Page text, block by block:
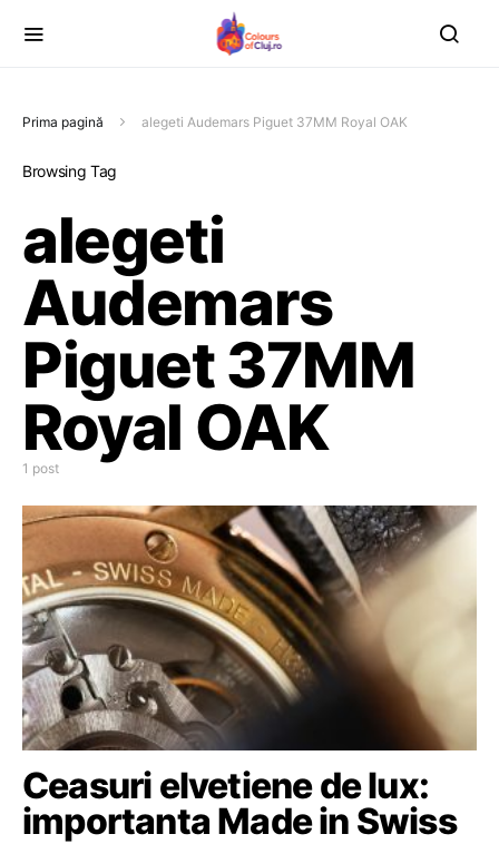
Prima pagină alegeti Audemars Piguet 37MM Royal OAK
Browsing Tag
alegeti
Audemars
Piguet 37MM
Royal OAK
1 post
Ceasuri elvetiene de lux:
importanta Made in Swiss